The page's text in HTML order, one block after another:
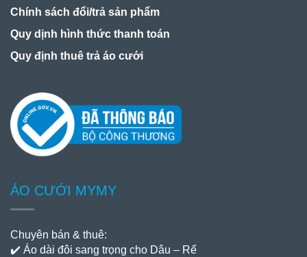
Chính sách đổi/trả sản phẩm
Quy dịnh hình thức thanh toán
Quy định thuê trả áo cưới
ÁO CƯỚI MYMY
Chuyên bán & thuê:
✔️ Áo dài đôi sang trọng cho Dâu – Rể